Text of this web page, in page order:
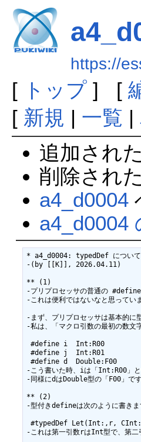
https://
[ トップ] [
[ 新規 | 一覧 |
追加され
削除され
a4_d0004
a4_d0004
* a4_d0004: typedDef について
-(by [[K]], 2026.04.11)
** (1)
-プリプロセッサの普通の
-これは便利ではないなと思ってい
-まず、プリプロセッサは基本的に
-私は、「マクロ引数の最初の数文
#define i  Int:R00
#define j  Int:R01
#define d  Double:F00
-こう書いた時、iは「Int:R00」と
-同様にdはDouble型の「F00」です
** (2)
-型付きdefineは次のように書きま
#typedDef Let(Int:,r,
-これは第一引数rはInt型で、第